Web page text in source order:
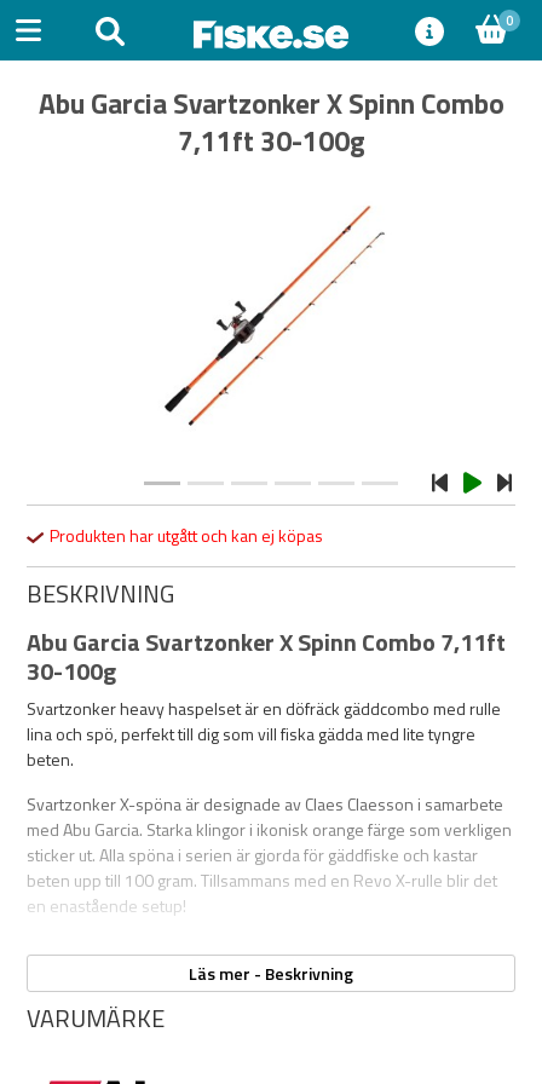
0
Abu Garcia Svartzonker X Spinn Combo
7,11ft 30-100g
Produkten har utgått och kan ej köpas
BESKRIVNING
Abu Garcia Svartzonker X Spinn Combo 7,11ft
30-100g
Svartzonker heavy haspelset är en döfräck gäddcombo med rulle
lina och spö, perfekt till dig som vill fiska gädda med lite tyngre
beten.
Svartzonker X-spöna är designade av Claes Claesson i samarbete
med Abu Garcia. Starka klingor i ikonisk orange färge som verkligen
sticker ut. Alla spöna i serien är gjorda för gäddfiske och kastar
beten upp till 100 gram. Tillsammans med en Revo X-rulle blir det
en enastående setup!
Specifikationer spö:
30T-kolfiberklinga med snabb aktion
Rostfria LTS-spöringar
Läs mer - Beskrivning
VARUMÄRKE